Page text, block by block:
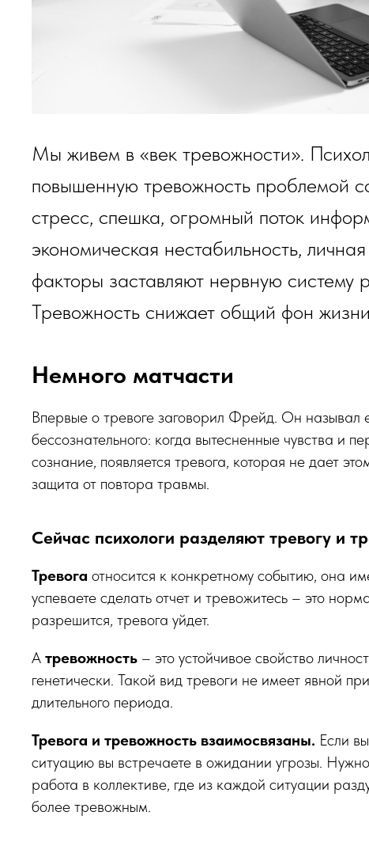
Мы живем в «век тревожности».
повышенную тревожность проблемой
стресс, спешка, огромный поток
экономическая нестабильность,
факторы заставляют нервную систему
Тревожность снижает общий фон
Немного матчасти
Впервые о тревоге заговорил Фрейд. Он называл
бессознательного: когда вытесненные чувства и
сознание, появляется тревога, которая не дает
защита от повтора травмы.
Сейчас психологи разделяют тревогу и
Тревога относится к конкретному событию, она
успеваете сделать отчет и тревожитесь – это
разрешится, тревога уйдет.
А тревожность – это устойчивое свойство
генетически. Такой вид тревоги не имеет явной
длительного периода.
Тревога и тревожность взаимосвязаны. Если
ситуацию вы встречаете в ожидании угрозы.
работа в коллективе, где из каждой ситуации
более тревожным.